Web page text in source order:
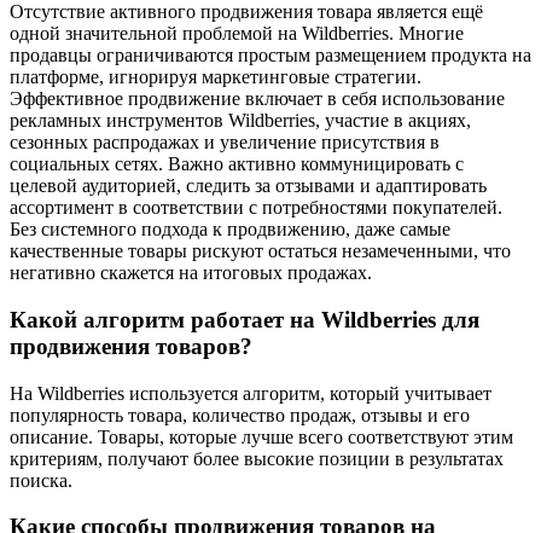
Отсутствие активного продвижения товара является ещё
одной значительной проблемой на Wildberries. Многие
продавцы ограничиваются простым размещением продукта на
платформе, игнорируя маркетинговые стратегии.
Эффективное продвижение включает в себя использование
рекламных инструментов Wildberries, участие в акциях,
сезонных распродажах и увеличение присутствия в
социальных сетях. Важно активно коммуницировать с
целевой аудиторией, следить за отзывами и адаптировать
ассортимент в соответствии с потребностями покупателей.
Без системного подхода к продвижению, даже самые
качественные товары рискуют остаться незамеченными, что
негативно скажется на итоговых продажах.
Какой алгоритм работает на Wildberries для
продвижения товаров?
На Wildberries используется алгоритм, который учитывает
популярность товара, количество продаж, отзывы и его
описание. Товары, которые лучше всего соответствуют этим
критериям, получают более высокие позиции в результатах
поиска.
Какие способы продвижения товаров на